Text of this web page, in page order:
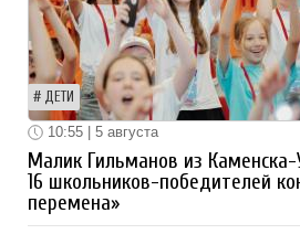
ДЕТИ
10:55 | 5 августа
Малик Гильманов из Каменска-
16 школьников-победителей
перемена»